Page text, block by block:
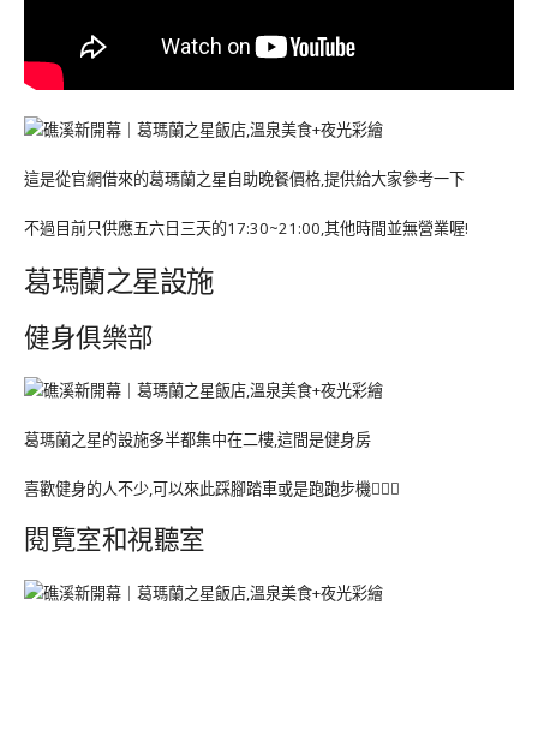
這是從官網借來的葛瑪蘭之星自助晚餐價格,提供給大家參考一下
不過目前只供應五六日三天的17:30~21:00,其他時間並無營業喔!
葛瑪蘭之星設施
健身俱樂部
葛瑪蘭之星的設施多半都集中在二樓,這間是健身房
喜歡健身的人不少,可以來此踩腳踏車或是跑跑步機🏃🏻‍♀️
閱覽室和視聽室